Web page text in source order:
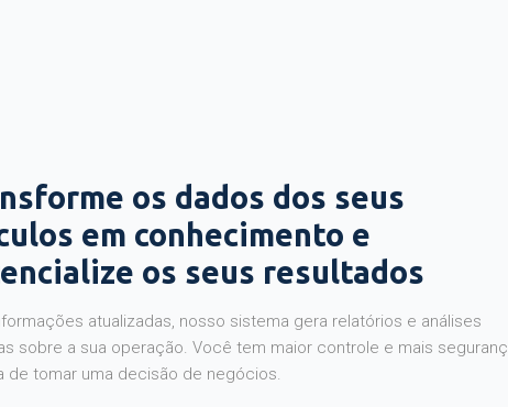
os dados dos seus
em conhecimento e
os seus resultados
atualizadas, nosso sistema gera relatórios e análises
sobre a sua operação. Você tem maior controle e mais segurança
de tomar uma decisão de negócios.